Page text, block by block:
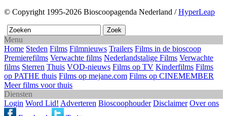
© Copyright 1995-2026 Bioscoopagenda Nederland /HyperLeap
Menu
Home Steden Films Filmnieuws Trailers Films in de bioscoop
Premierefilms Verwachte films Nederlandstalige Films Verwachte
films Sterren Thuis VOD-nieuws Films op TV Kinderfilms Films
op PATHE thuis Films op mejane.com Films op CINEMEMBER
Meer films voor thuis
Diensten
Login Word Lid! Adverteren Bioscoophouder Disclaimer Over ons